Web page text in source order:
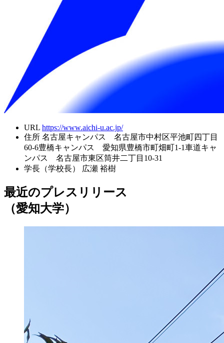
URL https://www.aichi-u.ac.jp/
住所 名古屋キャンパス 名古屋市中村区平池町四丁目
60-6豊橋キャンパス 愛知県豊橋市町畑町1-1車道キャ
ンパス 名古屋市東区筒井二丁目10-31
学長（学校長）
広瀬 裕樹
最近のプレスリリース
（愛知大学）